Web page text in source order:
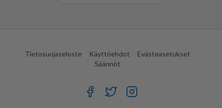
Tietosuojaseloste Käyttöehdot
Evästeasetukset
Säännöt